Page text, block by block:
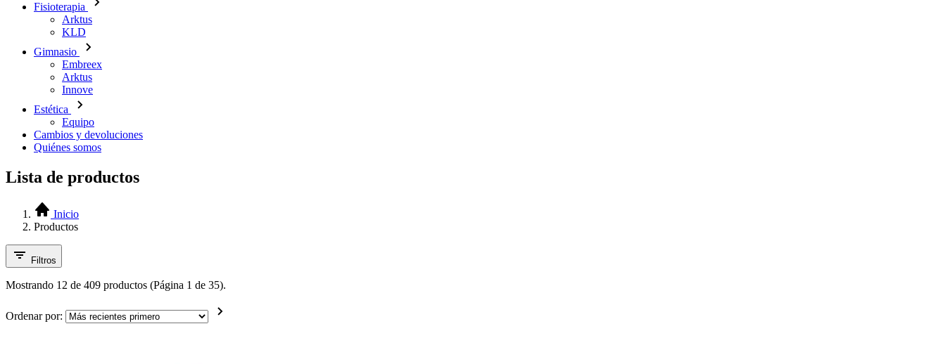
Fisioterapia
Arktus
KLD
Gimnasio
Embreex
Arktus
Innove
Estética
Equipo
Cambios y devoluciones
Quiénes somos
Lista de productos
Inicio
Productos
Filtros
Mostrando 12 de 409 productos (Página 1 de 35).
Ordenar por: